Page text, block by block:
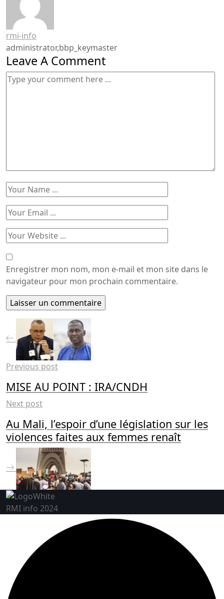
rmi-info
administrator,bbp_keymaster
Leave A Comment
Enregistrer mon nom, mon e-mail et mon site dans le
navigateur pour mon prochain commentaire.
Previous post
MISE AU POINT : IRA/CNDH
Next post
Au Mali, l’espoir d’une législation sur les
violences faites aux femmes renaît
RMI info 2024